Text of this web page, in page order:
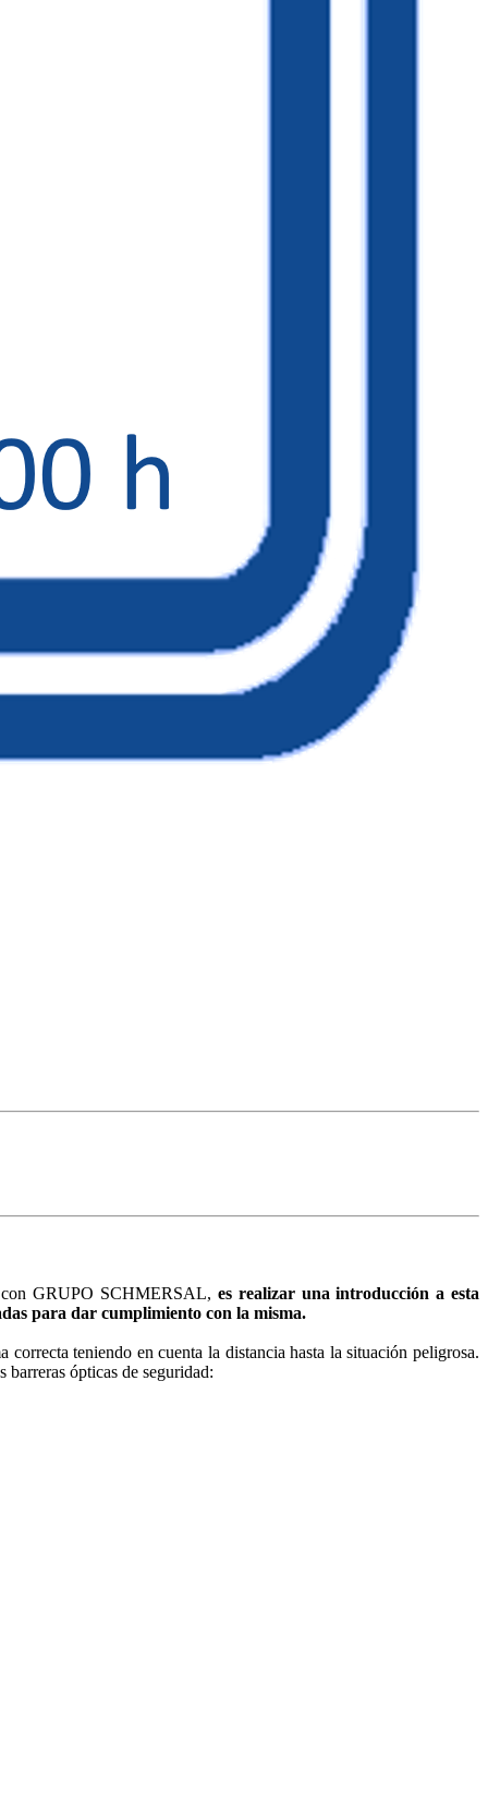
GRUPO SCHMERSAL, es realizar una introducción a esta
para dar cumplimiento con la misma.
teniendo en cuenta la distancia hasta la situación peligrosa.
barreras ópticas de seguridad: